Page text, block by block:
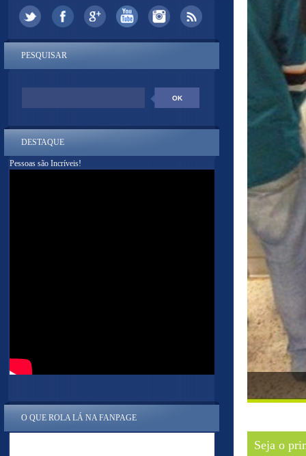
Seja o
PESQUISAR
DESTAQUE
Pessoas são Incríveis!
O QUE ROLA LÁ NA FANPAGE